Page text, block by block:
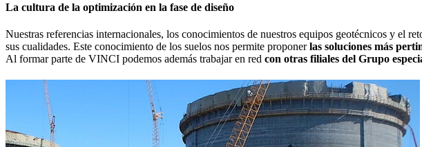
La cultura de la optimización en la fase de diseño
Nuestras referencias internacionales, los conocimientos de nuestros equipos geotécnicos y el
sus cualidades. Este conocimiento de los suelos nos permite proponerlas soluciones más
Al formar parte de VINCI podemos además trabajar en red con otras filiales del Grupo